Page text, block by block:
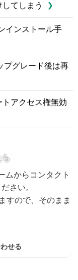
てしまう
インストール手
プグレード後は再
トアクセス権無効
ら
ムからコンタクト
さい。
すので、そのまま
せる